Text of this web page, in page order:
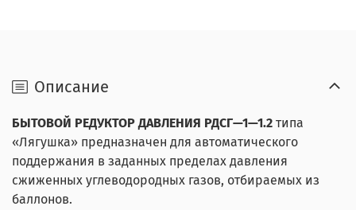
Описание
БЫТОВОЙ РЕДУКТОР ДАВЛЕНИЯ РДСГ—1—1.2 типа
«Лягушка» предназначен для автоматического
поддержания в заданных пределах давления
сжиженных углеводородных газов, отбираемых из
баллонов.